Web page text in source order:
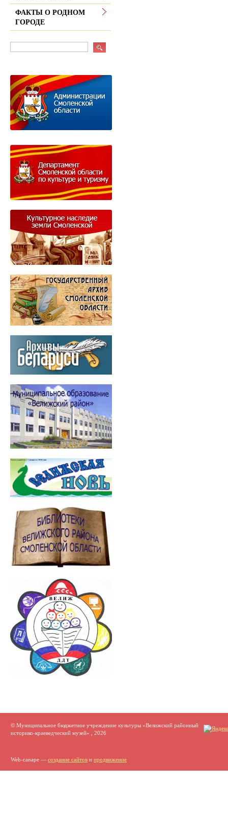
ФАКТЫ О РОДНОМ
ГОРОДЕ
© Муниципальное бюджетное учреждение культуры «Велижский районный
историко-краеведческий музей» , 2026
Web-canape — создание сайтов и продвижение